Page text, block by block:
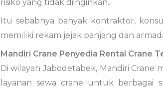
risiko yang tidak diinginkan.
Itu sebabnya banyak kontraktor,
memiliki rekam jejak panjang dan
Mandiri Crane Penyedia Rental Crane
Di wilayah Jabodetabek, Mandiri Crane
layanan sewa crane untuk berbagai